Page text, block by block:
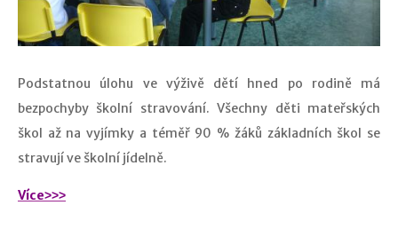
Podstatnou úlohu ve výživě dětí hned po rodině má
bezpochyby školní stravování. Všechny děti mateřských
škol až na vyjímky a téměř 90 % žáků základních škol se
stravují ve školní jídelně.
Více˃˃˃